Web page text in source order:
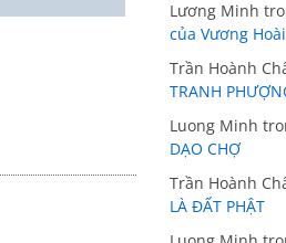
Lương Minh
của Vương
Trần Hoành
TRANH
Luong Minh
DẠO CHỢ
Trần Hoành
LÀ ĐẤT PHẬT